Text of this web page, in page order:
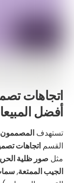
اتجاهات
أفضل
تستهدفالمصممون
القسماتجاهات
مثل صور ظلية
الجيب الممتعة,